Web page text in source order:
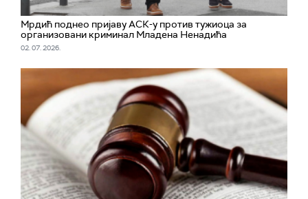
Мрдић поднео пријаву АСК-у против тужиоца за
организовани криминал Младена Ненадића
02. 07. 2026.